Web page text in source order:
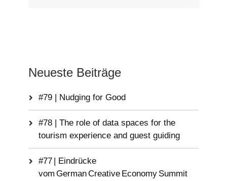
Neueste Beiträge
#79 | Nudging for Good
#78 | The role of data spaces for the
tourism experience and guest guiding
#77 | Eindrücke
vom German Creative Economy Summit